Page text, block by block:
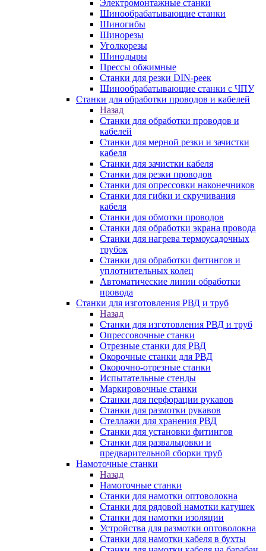
Электромонтажные станки
Шинообрабатывающие станки
Шиногибы
Шинорезы
Уголкорезы
Шинодыры
Прессы обжимные
Станки для резки DIN-реек
Шинообрабатывающие станки с ЧПУ
Станки для обработки проводов и кабелей
Назад
Станки для обработки проводов и
кабелей
Станки для мерной резки и зачистки
кабеля
Станки для зачистки кабеля
Станки для резки проводов
Станки для опрессовки наконечников
Станки для гибки и скручивания
кабеля
Станки для обмотки проводов
Станки для обработки экрана провода
Станки для нагрева термоусадочных
трубок
Станки для обработки фитингов и
уплотнительных колец
Автоматические линии обработки
провода
Станки для изготовления РВД и труб
Назад
Станки для изготовления РВД и труб
Опрессовочные станки
Отрезные станки для РВД
Окорочные станки для РВД
Окорочно-отрезные станки
Испытательные стенды
Маркировочные станки
Станки для перфорации рукавов
Станки для размотки рукавов
Стеллажи для хранения РВД
Станки для установки фитингов
Станки для развальцовки и
предварительной сборки труб
Намоточные станки
Назад
Намоточные станки
Станки для намотки оптоволокна
Станки для рядовой намотки катушек
Станки для намотки изоляции
Устройства для размотки оптоволокна
Станки для намотки кабеля в бухты